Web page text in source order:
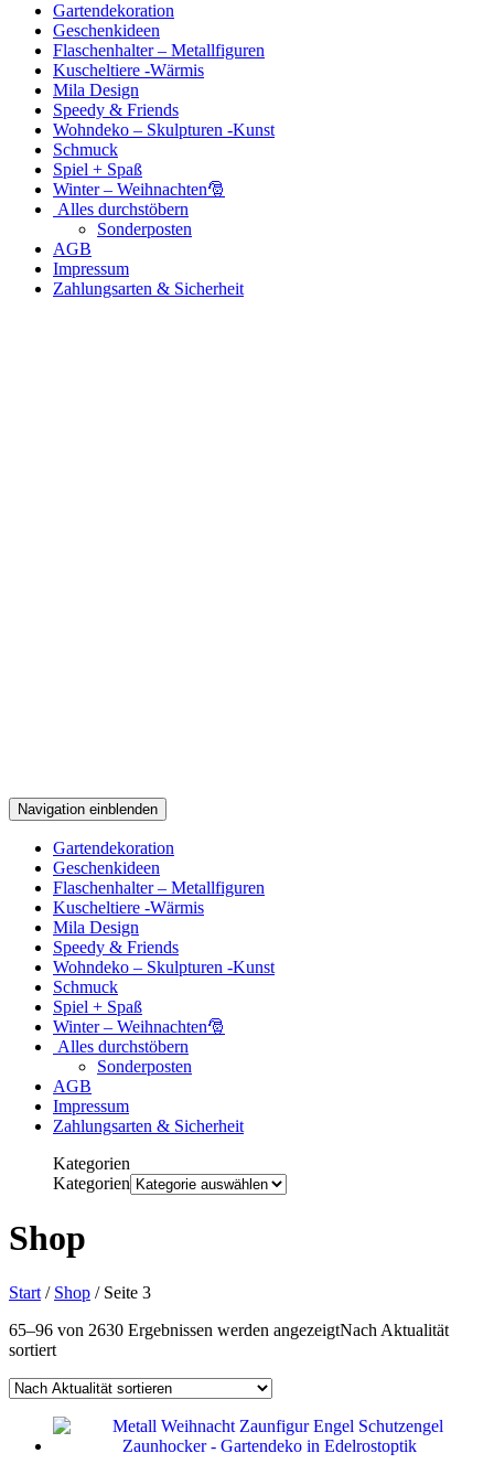
Gartendekoration
Geschenkideen
Flaschenhalter – Metallfiguren
Kuscheltiere -Wärmis
Mila Design
Speedy & Friends
Wohndeko – Skulpturen -Kunst
Schmuck
Spiel + Spaß
Winter – Weihnachten🎅
Alles durchstöbern
Sonderposten
AGB
Impressum
Zahlungsarten & Sicherheit
Navigation einblenden
Gartendekoration
Geschenkideen
Flaschenhalter – Metallfiguren
Kuscheltiere -Wärmis
Mila Design
Speedy & Friends
Wohndeko – Skulpturen -Kunst
Schmuck
Spiel + Spaß
Winter – Weihnachten🎅
Alles durchstöbern
Sonderposten
AGB
Impressum
Zahlungsarten & Sicherheit
Kategorien
Kategorien
Shop
Start / Shop / Seite 3
65–96 von 2630 Ergebnissen werden angezeigtNach Aktualität
sortiert